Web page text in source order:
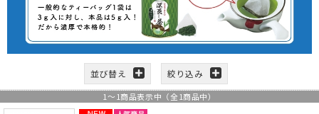
並び替え 絞り込み
1 ～ 1商品表示中（全 1商品中）